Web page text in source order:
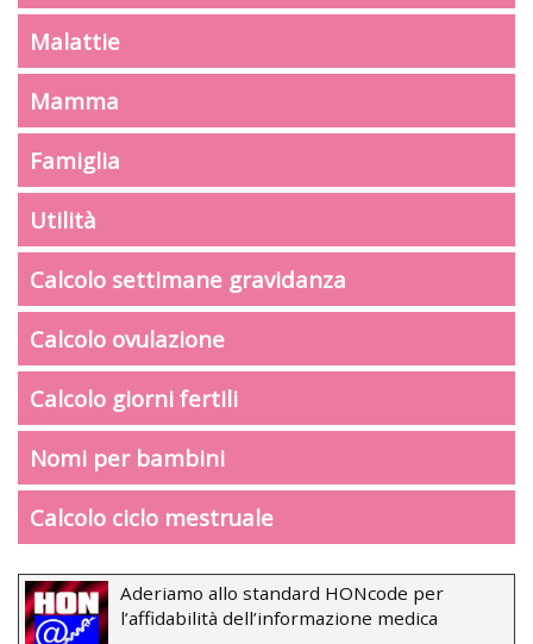
Malattie
Mamma
Famiglia
Utilità
Calcolo settimane gravidanza
Calcolo ovulazione
Calcolo giorni fertili
Nomi per bambini
Calcolo ciclo mestruale
Aderiamo allo standard HONcode per
l’affidabilità dell’informazione medica